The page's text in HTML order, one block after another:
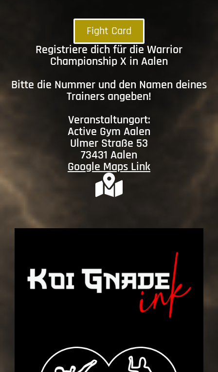
Fight Card
Registriere dich für die Warrior
Championship X in Aalen
Bitte die Nummer und den Namen deines
Trainers angeben!
Veranstaltungort:
Active Gym Aalen
Ulmer Straße 53
73431 Aalen
Google Maps Link